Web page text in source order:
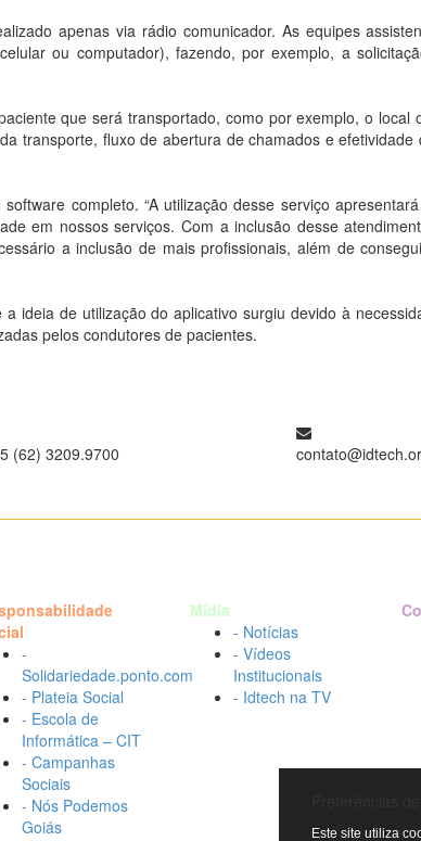
apenas via rádio comunicador. As equipes
ou computador), fazendo, por exemplo, a
que será transportado, como por exemplo, o local
transporte, fluxo de abertura de chamados e efetividade
completo. “A utilização desse serviço
em nossos serviços. Com a inclusão desse
a inclusão de mais profissionais, além de
ideia de utilização do aplicativo surgiu devido à
pelos condutores de pacientes.
(62) 3209.9700
-
Solidariedade.ponto.com
- Plateia Social
- Escola de
Informática – CIT
- Campanhas
Sociais
- Nós Podemos
Goiás
Mídia
- Notícias
- Vídeos
Institucionais
- Idtech na TV
Este site utiliza